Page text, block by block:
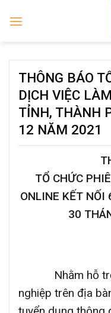
THÔNG BÁO
DỊCH VIỆC
TỈNH, THÀNH
12 NĂM 2021
TỔ CHỨC
ONLINE KẾT NỐI
30
Nhằm hỗ trợ
nghiệp trên địa